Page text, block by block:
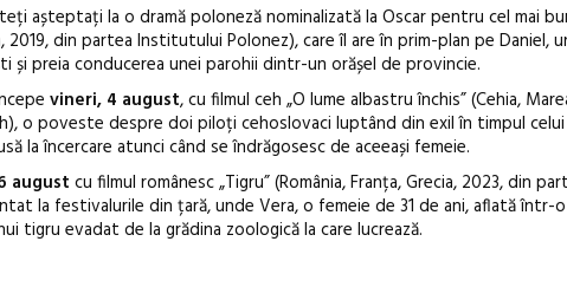
așteptați la o dramă poloneză nominalizată la Oscar pentru cel mai
2019, din partea Institutului Polonez), care îl are în prim-plan pe Daniel,
și preia conducerea unei parohii dintr-un orășel de provincie.
vineri, 4 august, cu filmul ceh „O lume albastru închis” (Cehia,
o poveste despre doi piloți cehoslovaci luptând din exil în timpul
la încercare atunci când se îndrăgosesc de aceeași femeie.
august cu filmul românesc „Tigru” (România, Franța, Grecia, 2023, din
la festivalurile din țară, unde Vera, o femeie de 31 de ani, aflată într-
tigru evadat de la grădina zoologică la care lucrează.